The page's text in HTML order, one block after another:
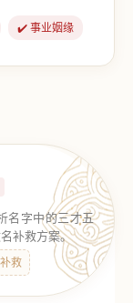
✔️ 事业姻缘
名字中的三才五
补救方案。
救